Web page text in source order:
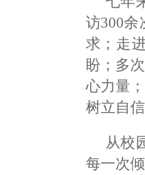
访300余
求；走
盼；多
心力量
树立自
从校
每一次